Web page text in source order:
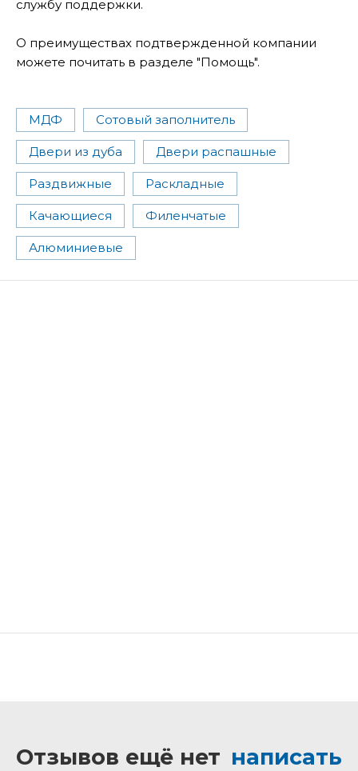
службу поддержки.
О преимуществах подтвержденной компании
можете почитать в разделе "Помощь".
МДФ Сотовый заполнитель
Двери из дуба Двери распашные
Раздвижные Раскладные
Качающиеся Филенчатые
Алюминиевые
Отзывов ещё нет написать